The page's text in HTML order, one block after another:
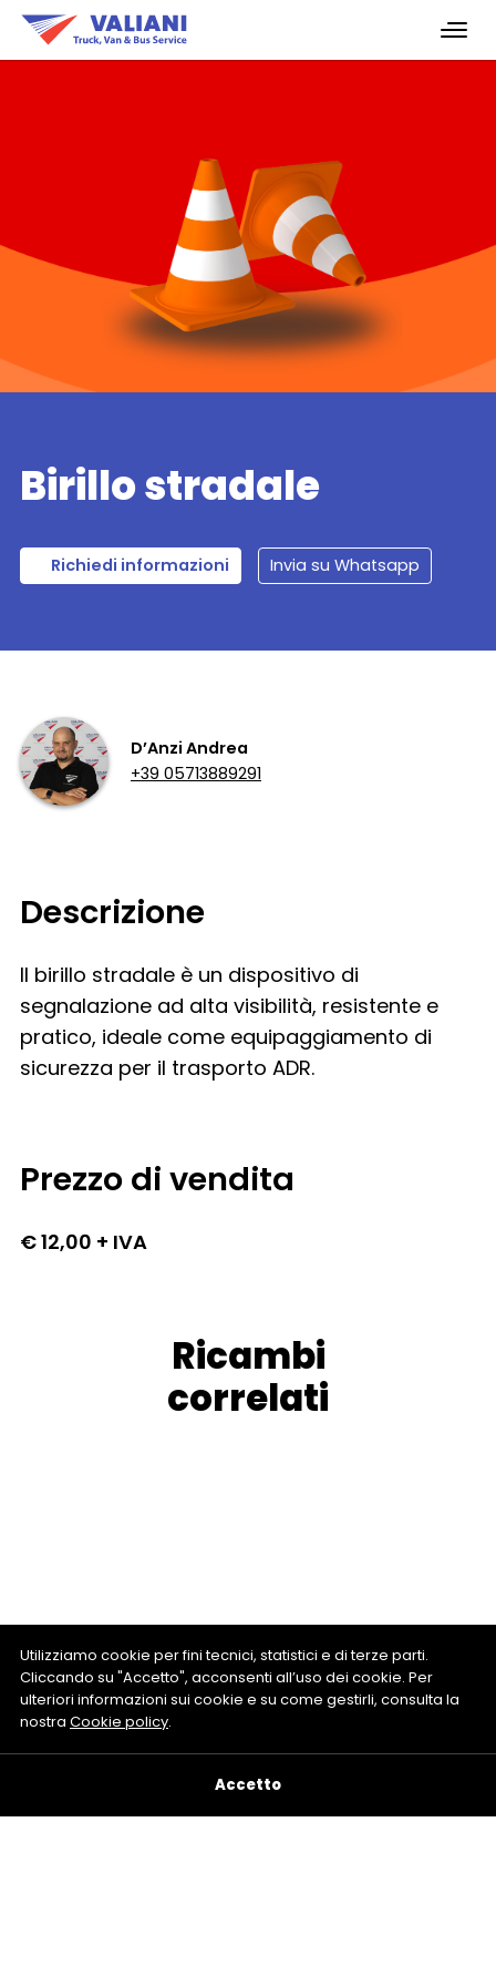
Birillo stradale
Richiedi informazioni Invia su Whatsapp
D’Anzi Andrea
+39 05713889291
Descrizione
Il birillo stradale è un dispositivo di
segnalazione ad alta visibilità, resistente e
pratico, ideale come equipaggiamento di
sicurezza per il trasporto ADR.
Prezzo di vendita
€ 12,00 + IVA
Ricambi
correlati
Utilizziamo cookie per fini tecnici, statistici e di terze parti.
Cliccando su "Accetto", acconsenti all’uso dei cookie. Per
ulteriori informazioni sui cookie e su come gestirli, consulta la
nostra Cookie policy.
Accetto